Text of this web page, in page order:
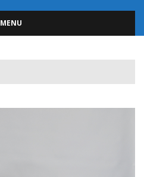
MENU